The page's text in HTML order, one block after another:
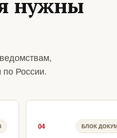
нужны
России.
04 БЛОК